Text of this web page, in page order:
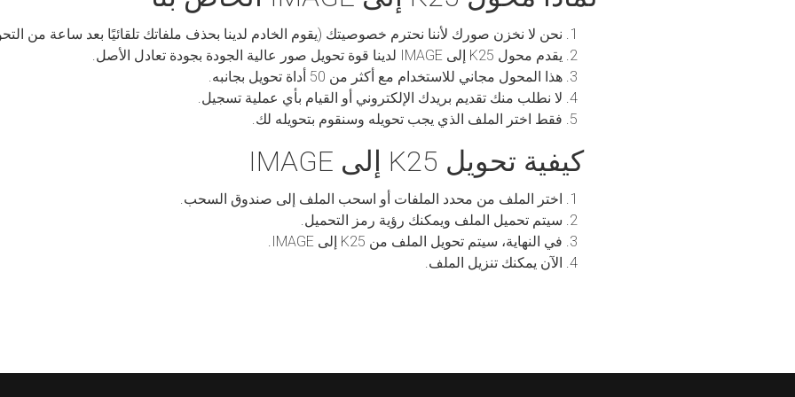
نحن لا نخزن صورك لأننا نحترم خصوصيتك (يقوم الخادم لدينا بحذف ملفاتك تلقائيًا بعد ساعة من
يقدم محول K25 إلى IMAGE لدينا قوة تحويل صور عالية الجودة بجودة تعادل الأصل.
هذا المحول مجاني للاستخدام مع أكثر من 50 أداة تحويل بجانبه.
لا نطلب منك تقديم بريدك الإلكتروني أو القيام بأي عملية تسجيل.
فقط اختر الملف الذي يجب تحويله وسنقوم بتحويله لك.
كيفية تحويل K25 إلى IMAGE
اختر الملف من محدد الملفات أو اسحب الملف إلى صندوق السحب.
سيتم تحميل الملف ويمكنك رؤية رمز التحميل.
في النهاية، سيتم تحويل الملف من K25 إلى IMAGE.
الآن يمكنك تنزيل الملف.